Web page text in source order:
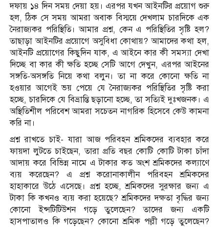
দফায় ১৪ দিন সময় দেয়া হয়। এরপর যখন আইনটির প্রয়োগ শুরু
হল, ঠিক সে সময় আমরা অবাক বিস্ময়ে দেখলাম চারদিকে এক
নৈরাজ্যকর পরিস্থিতি। আমার প্রশ্ন, কেন এ পরিস্থিতির সৃষ্টি হল?
তাছাড়া আইনটির প্রয়োগে অসুবিধা কোথায়? আমাদের কথা হল,
আইনটি প্রয়োগের কিছুদিন যাক, এ আইনে কার কী সমস্যা দেখা
দিচ্ছে বা কার কী ক্ষতি হচ্ছে সেটি আগে দেখুন, এরপর আইনের
সঙ্গতি-অসঙ্গতি নিয়ে কথা বলুন। তা না করে কোনো ক্ষতি না
হওয়ার আগেই ভয় পেয়ে যে নৈরাজ্যকর পরিস্থিতির সৃষ্টি করা
হচ্ছে, চারদিকে যে বিভ্রান্তি ছড়ানো হচ্ছে, তা সত্যিই দুঃখজনক। এ
অস্থিতিশীল পরিবেশ আমরা সচেতন নাগরিক হিসেবে কেউ কামনা
করি না।
প্রশ্ন রাখতে চাই- যারা আজ পরিবহন শ্রমিকদের ব্যবহার করে
ফায়দা লুটতে চাইছেন, তারা প্রতি বছর কোটি কোটি টাকা চাঁদা
আদায় করে বিভিন্ন নামে এ টাকার কত অংশ শ্রমিকদের কল্যাণে
ব্যয় করেছেন? এ প্রশ্ন করোনাকালীন পরিবহন শ্রমিকদের
হাহাকারে উঠে এসেছে। প্রশ্ন হচ্ছে, শ্রমিকদের সুরক্ষার জন্য এ
টাকা কি কখনও ব্যয় করা হয়েছে? শ্রমিকদের দক্ষতা বৃদ্ধির জন্য
কোনো ইন্সটিটিউশন গড়ে তুলেছেন? তাদের জন্য একটি
হাসপাতালও কি গড়েছেন? কোনো শ্রমিক পল্লী গড়ে তুলেছেন?